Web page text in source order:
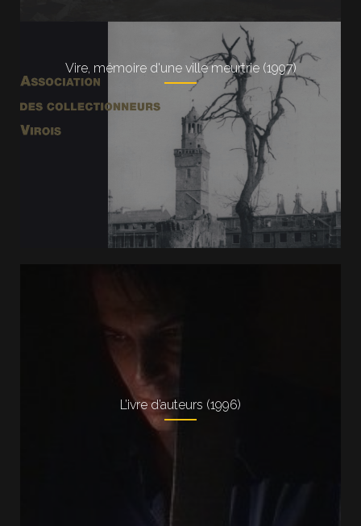
Vire, mémoire d'une ville meurtrie (1997)
L’ivre d’auteurs (1996)